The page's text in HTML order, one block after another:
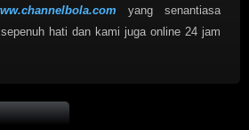
yang senantiasa
hati dan kami juga online 24 jam